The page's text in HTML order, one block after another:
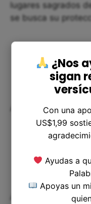
lugares sagrados
se busca su
Aplicación
Aunque no
¿Nos
sigan
Con una
US$1,99
Ayudas a
Apoyas un